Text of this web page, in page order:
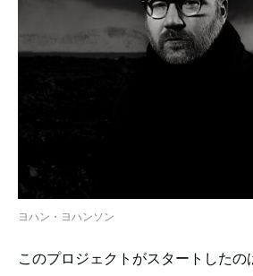
ヨハン・ヨハンソン
このプロジェクトがスタートしたの